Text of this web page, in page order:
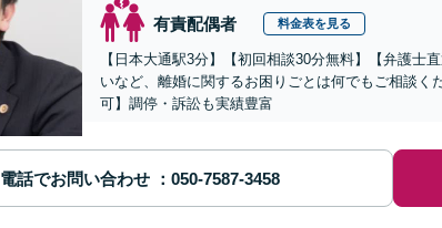
有責配偶者 料金表を見る
【日本大通駅3分】【初回相談30分無料】【弁護士
いなど、離婚に関するお困りごとは何でもご相談
可】調停・訴訟も実績豊富
電話でお問い合わせ